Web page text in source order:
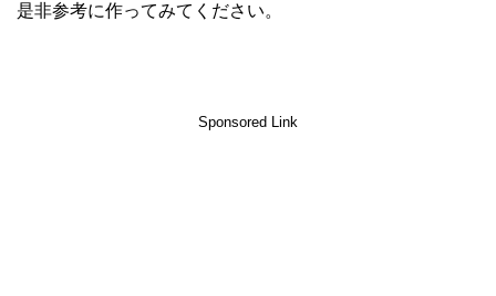
是非参考に作ってみてください。
Sponsored Link